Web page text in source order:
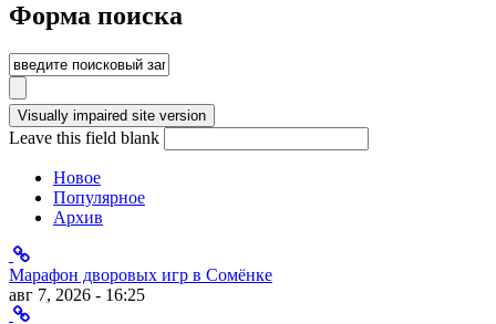
Форма поиска
Leave this field blank
Новое
Популярное
Архив
Марафон дворовых игр в Сомёнке
авг 7, 2026 - 16:25